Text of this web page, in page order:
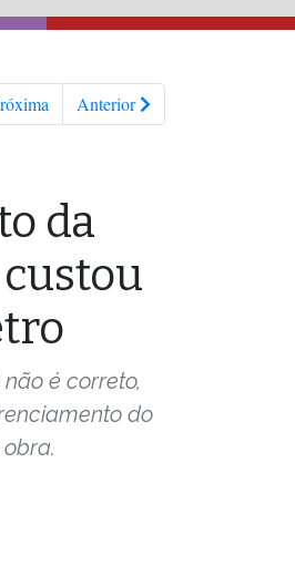
Anterior
da
é correto,
do